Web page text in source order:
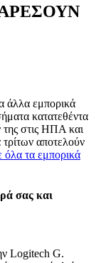
άλλα εμπορικά
κατατεθέντα
στις ΗΠΑ και
αποτελούν
όλα τα εμπορικά
σας και
Logitech G.